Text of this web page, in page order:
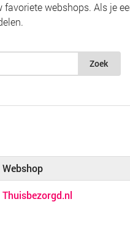
webshops. Als je
Zoek
Webshop
Thuisbezorgd.nl